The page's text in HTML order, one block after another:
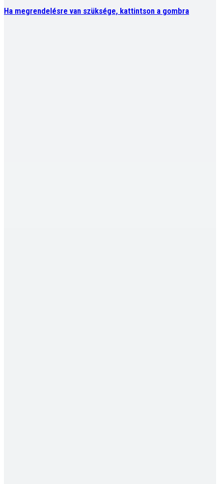
Ha megrendelésre van szüksége, kattintson a gombra